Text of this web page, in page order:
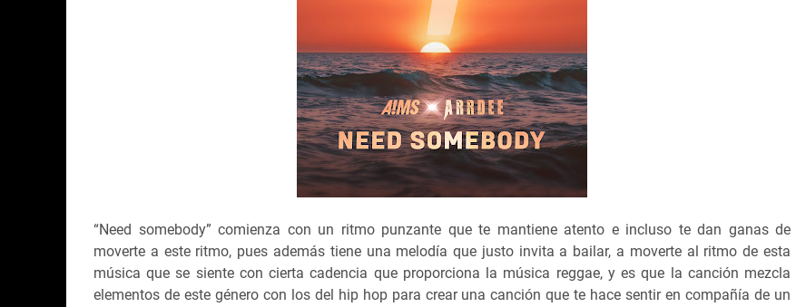
“Need somebody” comienza con un ritmo punzante que te mantiene atento e incluso te dan ganas de
moverte a este ritmo, pues además tiene una melodía que justo invita a bailar, a moverte al ritmo de esta
música que se siente con cierta cadencia que proporciona la música reggae, y es que la canción mezcla
elementos de este género con los del hip hop para crear una canción que te hace sentir en compañía de un